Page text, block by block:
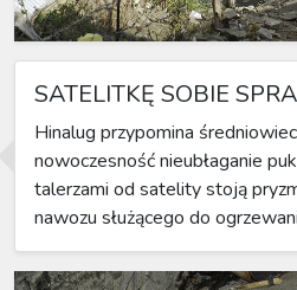
SATELITKĘ SOBIE
Hinalug przypomina
nowoczesność nieubłaganie
talerzami od satelity stoją
nawozu służącego do